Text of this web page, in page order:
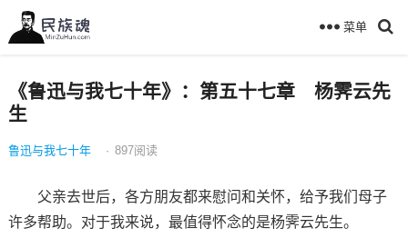
菜单
《鲁迅与我七十年》：第五十七章 杨霁云先
生
鲁迅与我七十年 · 897阅读
父亲去世后，各方朋友都来慰问和关怀，给予我们母子
许多帮助。对于我来说，最值得怀念的是杨霁云先生。